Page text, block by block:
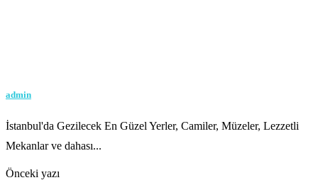
admin
İstanbul'da Gezilecek En Güzel Yerler, Camiler, Müzeler, Lezzetli
Mekanlar ve dahası...
Önceki yazı